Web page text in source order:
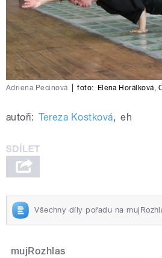
Adriena Pecinová foto: Elena Horálková
autoři: Tereza Kostková, eh
Všechny díly pořadu na
mujRozhlas